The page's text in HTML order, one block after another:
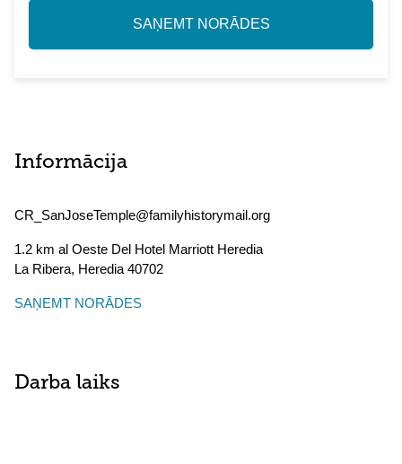
SAŅEMT NORĀDES
Informācija
CR_SanJoseTemple@familyhistorymail.org
1.2 km al Oeste Del Hotel Marriott Heredia
La Ribera, Heredia 40702
SAŅEMT NORĀDES
Darba laiks